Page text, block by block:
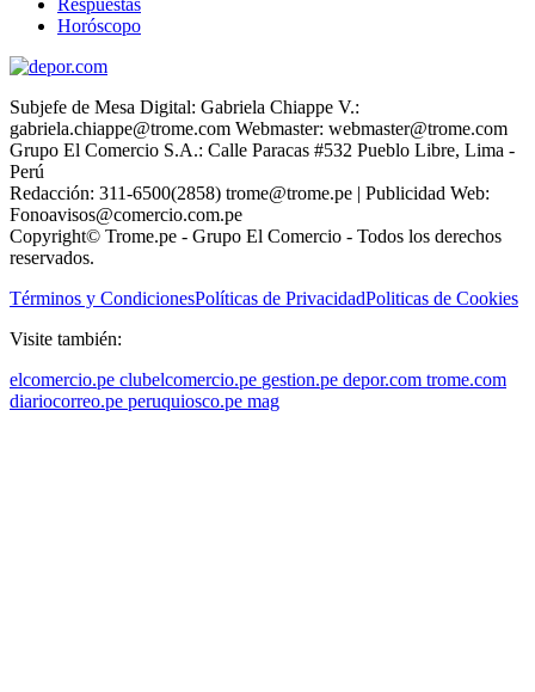
Horóscopo
Subjefe de Mesa Digital: Gabriela Chiappe V.:
gabriela.chiappe@trome.com Webmaster: webmaster@trome.com
Grupo El Comercio S.A.: Calle Paracas #532 Pueblo Libre, Lima -
Perú
Redacción: 311-6500(2858) trome@trome.pe | Publicidad Web:
Fonoavisos@comercio.com.pe
Copyright© Trome.pe - Grupo El Comercio - Todos los derechos
reservados.
Términos y CondicionesPolíticas de PrivacidadPoliticas de Cookies
Visite también:
elcomercio.pe clubelcomercio.pe gestion.pe depor.com trome.com
diariocorreo.pe peruquiosco.pe mag